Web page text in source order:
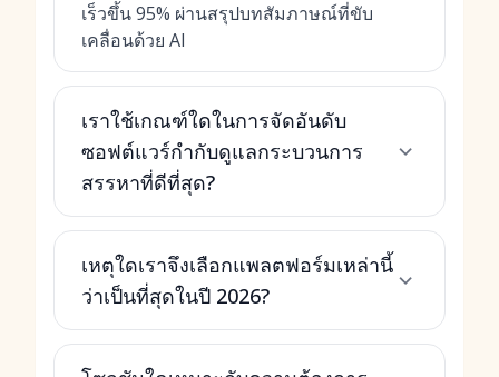
เร็วขึ้น 95% ผ่านสรุปบทสัมภาษณ์ที่ขับ
เคลื่อนด้วย AI
เราใช้เกณฑ์ใดในการจัดอันดับ
ซอฟต์แวร์กำกับดูแลกระบวนการ
สรรหาที่ดีที่สุด?
เหตุใดเราจึงเลือกแพลตฟอร์มเหล่านี้
ว่าเป็นที่สุดในปี 2026?